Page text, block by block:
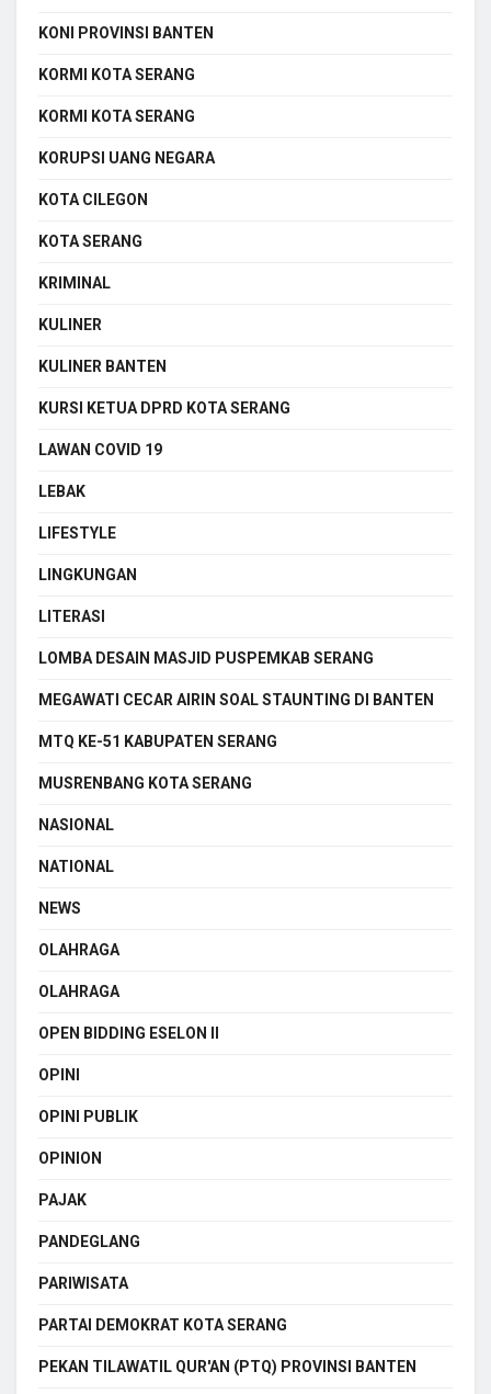
KONI PROVINSI BANTEN
KORMI KOTA SERANG
KORMI KOTA SERANG
KORUPSI UANG NEGARA
KOTA CILEGON
KOTA SERANG
KRIMINAL
KULINER
KULINER BANTEN
KURSI KETUA DPRD KOTA SERANG
LAWAN COVID 19
LEBAK
LIFESTYLE
LINGKUNGAN
LITERASI
LOMBA DESAIN MASJID PUSPEMKAB SERANG
MEGAWATI CECAR AIRIN SOAL STAUNTING DI BANTEN
MTQ KE-51 KABUPATEN SERANG
MUSRENBANG KOTA SERANG
NASIONAL
NATIONAL
NEWS
OLAHRAGA
OLAHRAGA
OPEN BIDDING ESELON II
OPINI
OPINI PUBLIK
OPINION
PAJAK
PANDEGLANG
PARIWISATA
PARTAI DEMOKRAT KOTA SERANG
PEKAN TILAWATIL QUR'AN (PTQ) PROVINSI BANTEN